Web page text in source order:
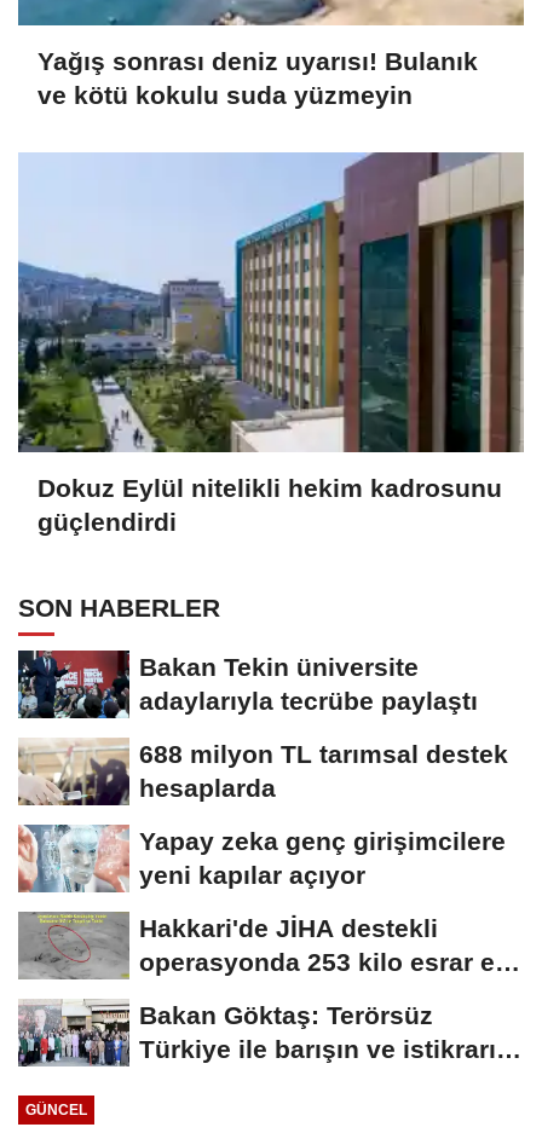
Yağış sonrası deniz uyarısı! Bulanık
ve kötü kokulu suda yüzmeyin
Dokuz Eylül nitelikli hekim kadrosunu
güçlendirdi
SON HABERLER
Bakan Tekin üniversite
adaylarıyla tecrübe paylaştı
688 milyon TL tarımsal destek
hesaplarda
Yapay zeka genç girişimcilere
yeni kapılar açıyor
Hakkari'de JİHA destekli
operasyonda 253 kilo esrar ele
Bakan Göktaş: Terörsüz
Türkiye ile barışın ve istikrarın
GÜNCEL